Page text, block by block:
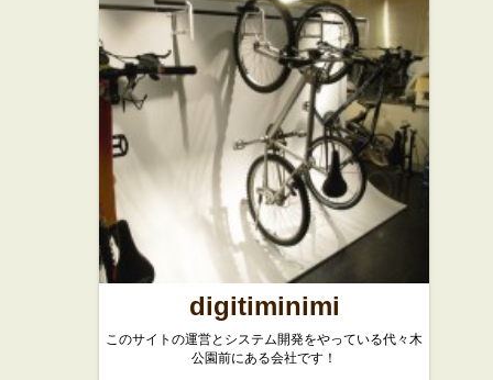
digitiminimi
このサイトの運営とシステム開発をやっている代々木
公園前にある会社です！